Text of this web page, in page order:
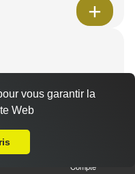
Compte
vous garantir la
Web